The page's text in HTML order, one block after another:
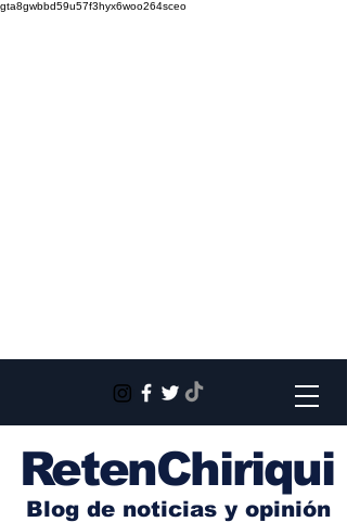
gta8gwbbd59u57f3hyx6woo264sceo
RetenChiriqui
Blog de noticias y opinión